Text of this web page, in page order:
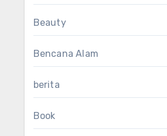
Beauty
Bencana Alam
berita
Book